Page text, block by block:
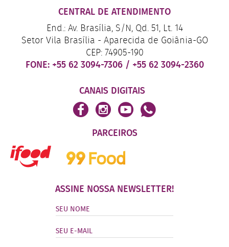
CENTRAL DE ATENDIMENTO
End.: Av. Brasília, S/N, Qd. 51, Lt. 14
Setor Vila Brasília - Aparecida de Goiânia-GO
CEP: 74905-190
FONE: +55 62 3094-7306 / +55 62 3094-2360
CANAIS DIGITAIS
PARCEIROS
ASSINE NOSSA NEWSLETTER!